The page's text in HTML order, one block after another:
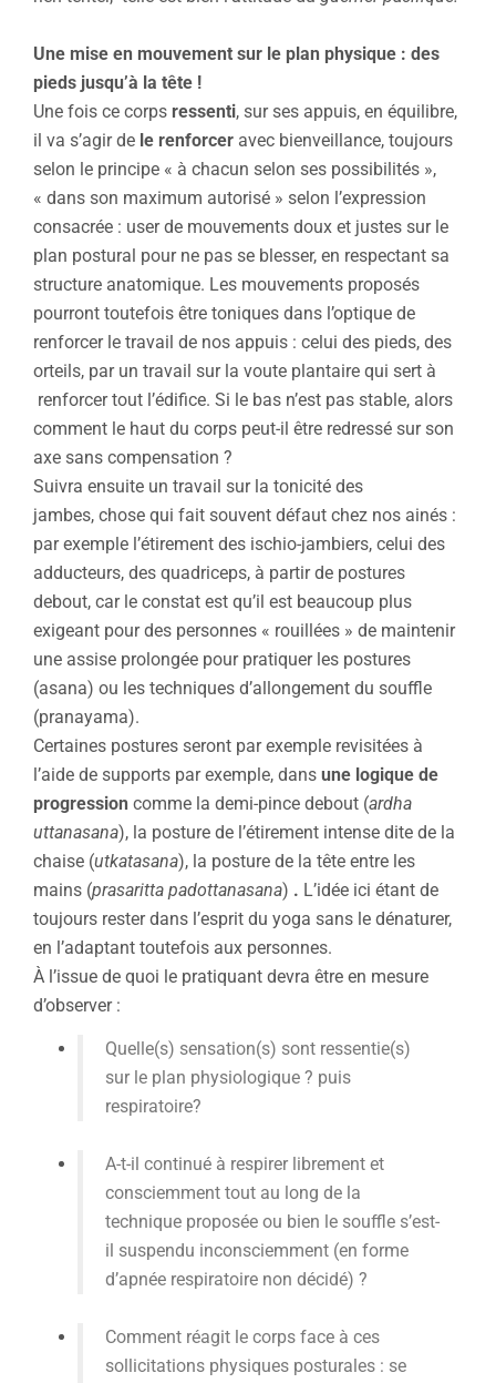
Une mise en mouvement sur le plan physique : des
pieds jusqu’à la tête !
Une fois ce corps ressenti, sur ses appuis, en équilibre,
il va s’agir de le renforcer avec bienveillance, toujours
selon le principe « à chacun selon ses possibilités »,
« dans son maximum autorisé » selon l’expression
consacrée : user de mouvements doux et justes sur le
plan postural pour ne pas se blesser, en respectant sa
structure anatomique. Les mouvements proposés
pourront toutefois être toniques dans l’optique de
renforcer le travail de nos appuis : celui des pieds, des
orteils, par un travail sur la voute plantaire qui sert à
renforcer tout l’édifice. Si le bas n’est pas stable, alors
comment le haut du corps peut-il être redressé sur son
axe sans compensation ?
Suivra ensuite un travail sur la tonicité des
jambes, chose qui fait souvent défaut chez nos ainés :
par exemple l’étirement des ischio-jambiers, celui des
adducteurs, des quadriceps, à partir de postures
debout, car le constat est qu’il est beaucoup plus
exigeant pour des personnes « rouillées » de maintenir
une assise prolongée pour pratiquer les postures
(asana) ou les techniques d’allongement du souffle
(pranayama).
Certaines postures seront par exemple revisitées à
l’aide de supports par exemple, dans une logique de
progression comme la demi-pince debout (ardha
uttanasana), la posture de l’étirement intense dite de la
chaise (utkatasana), la posture de la tête entre les
mains (prasaritta padottanasana) . L’idée ici étant de
toujours rester dans l’esprit du yoga sans le dénaturer,
en l’adaptant toutefois aux personnes.
À l’issue de quoi le pratiquant devra être en mesure
d’observer :
Quelle(s) sensation(s) sont ressentie(s)
sur le plan physiologique ? puis
respiratoire?
A-t-il continué à respirer librement et
consciemment tout au long de la
technique proposée ou bien le souffle s’est-
il suspendu inconsciemment (en forme
d’apnée respiratoire non décidé) ?
Comment réagit le corps face à ces
sollicitations physiques posturales : se